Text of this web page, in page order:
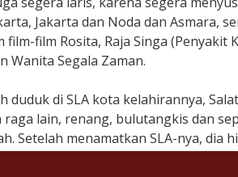
Jakarta dan Noda dan Asmara,
film-film Rosita, Raja Singa
Wanita Segala Zaman.
duduk di SLA kota kelahirannya,
raga lain, renang, bulutangkis dan
Setelah menamatkan SLA-nya, dia